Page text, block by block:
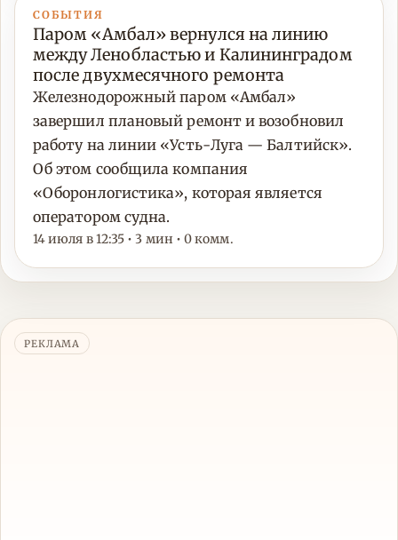
СОБЫТИЯ
Паром «Амбал» вернулся на линию
между Ленобластью и Калининградом
после двухмесячного ремонта
Железнодорожный паром «Амбал»
завершил плановый ремонт и возобновил
работу на линии «Усть-Луга — Балтийск».
Об этом сообщила компания
«Оборонлогистика», которая является
оператором судна.
14 июля в 12:35 • 3 мин • 0 комм.
РЕКЛАМА